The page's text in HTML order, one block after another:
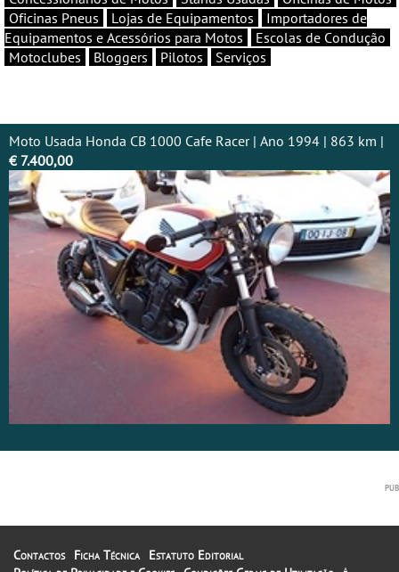
Oficinas Pneus
Lojas de Equipamentos
Importadores de
Equipamentos e Acessórios para Motos
Escolas de Condução
Motoclubes
Bloggers Pilotos Serviços
Moto Usada Honda CB 1000 Cafe Racer | Ano 1994 | 863 km |
€ 7.400,00
Contactos Ficha Técnica
Estatuto Editorial